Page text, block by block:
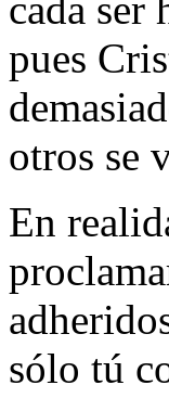
pues
otros se
En
sólo tú